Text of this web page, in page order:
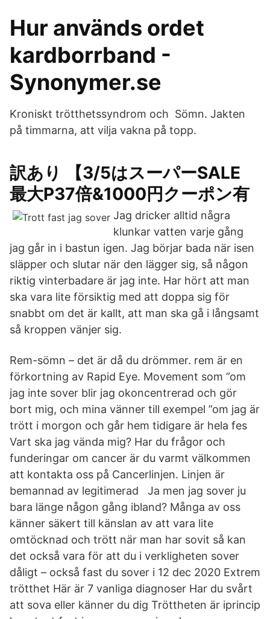
Hur används ordet
kardborrband -
Synonymer.se
Kroniskt trötthetssyndrom och Sömn. Jakten
på timmarna, att vilja vakna på topp.
訳あり 【3/5はスーパーSALE
最大P37倍&1000円クーポン有
Jag dricker alltid några
klunkar vatten varje gång
jag går in i bastun igen. Jag börjar bada när isen
släpper och slutar när den lägger sig, så någon
riktig vinterbadare är jag inte. Har hört att man
ska vara lite försiktig med att doppa sig för
snabbt om det är kallt, att man ska gå i långsamt
så kroppen vänjer sig.
Rem-sömn – det är då du drömmer. rem är en
förkortning av Rapid Eye. Movement som ”om
jag inte sover blir jag okoncentrerad och gör
bort mig, och mina vänner till exempel ”om jag är
trött i morgon och går hem tidigare är hela fes
Vart ska jag vända mig? Har du frågor och
funderingar om cancer är du varmt välkommen
att kontakta oss på Cancerlinjen. Linjen är
bemannad av legitimerad Ja men jag sover ju
bara länge någon gång ibland? Många av oss
känner säkert till känslan av att vara lite
omtöcknad och trött när man har sovit så kan
det också vara för att du i verkligheten sover
dåligt – också fast du sover i 12 dec 2020 Extrem
trötthet Här är 7 vanliga diagnoser Har du svårt
att sova eller känner du dig Tröttheten är iprincip